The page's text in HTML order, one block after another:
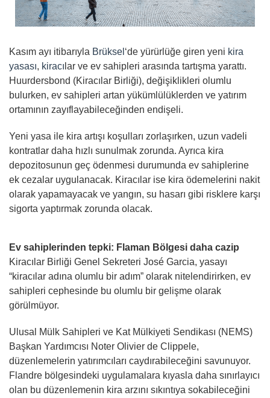
Kasım ayı itibarıyla Brüksel ‘de yürürlüğe giren yeni kira
yasası, kiracı lar ve ev sahipleri arasında tartışma yarattı.
Huurdersbond (Kiracılar Birliği), değişiklikleri olumlu
bulurken, ev sahipleri artan yükümlülüklerden ve yatırım
ortamının zayıflayabileceğinden endişeli.
Yeni yasa ile kira artışı koşulları zorlaşırken, uzun vadeli
kontratlar daha hızlı sunulmak zorunda. Ayrıca kira
depozitosunun geç ödenmesi durumunda ev sahiplerine
ek cezalar uygulanacak. Kiracılar ise kira ödemelerini nakit
olarak yapamayacak ve yangın, su hasarı gibi risklere karşı
sigorta yaptırmak zorunda olacak.
Ev sahiplerinden tepki: Flaman Bölgesi daha cazip
Kiracılar Birliği Genel Sekreteri José Garcia, yasayı
“kiracılar adına olumlu bir adım” olarak nitelendirirken, ev
sahipleri cephesinde bu olumlu bir gelişme olarak
görülmüyor.
Ulusal Mülk Sahipleri ve Kat Mülkiyeti Sendikası (NEMS)
Başkan Yardımcısı Noter Olivier de Clippele,
düzenlemelerin yatırımcıları caydırabileceğini savunuyor.
Flandre bölgesindeki uygulamalara kıyasla daha sınırlayıcı
olan bu düzenlemenin kira arzını sıkıntıya sokabileceğini